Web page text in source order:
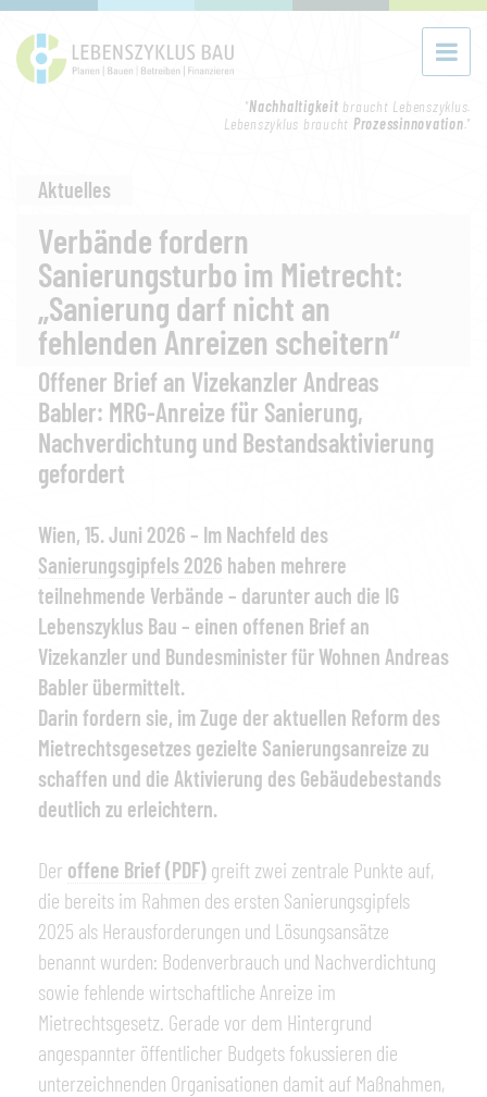
"Nachhaltigkeit braucht Lebenszyklus.
Lebenszyklus braucht Prozessinnovation."
Aktuelles
Verbände fordern
Sanierungsturbo im Mietrecht:
„Sanierung darf nicht an
fehlenden Anreizen scheitern“
Offener Brief an Vizekanzler Andreas
Babler: MRG-Anreize für Sanierung,
Nachverdichtung und Bestandsaktivierung
gefordert
Wien, 15. Juni 2026 – Im Nachfeld des
Sanierungsgipfels 2026 haben mehrere
teilnehmende Verbände – darunter auch die IG
Lebenszyklus Bau – einen offenen Brief an
Vizekanzler und Bundesminister für Wohnen Andreas
Babler übermittelt.
Darin fordern sie, im Zuge der aktuellen Reform des
Mietrechtsgesetzes gezielte Sanierungsanreize zu
schaffen und die Aktivierung des Gebäudebestands
deutlich zu erleichtern.
Der offene Brief (PDF) greift zwei zentrale Punkte auf,
die bereits im Rahmen des ersten Sanierungsgipfels
2025 als Herausforderungen und Lösungsansätze
benannt wurden: Bodenverbrauch und Nachverdichtung
sowie fehlende wirtschaftliche Anreize im
Mietrechtsgesetz. Gerade vor dem Hintergrund
angespannter öffentlicher Budgets fokussieren die
unterzeichnenden Organisationen damit auf Maßnahmen,